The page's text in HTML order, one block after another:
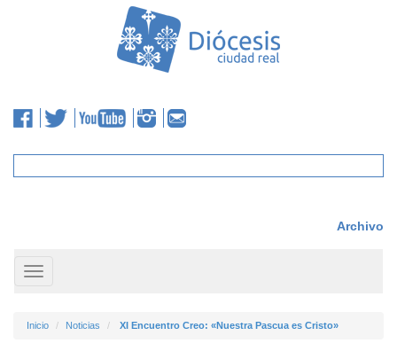
Archivo
Toggle
navigation
Inicio Noticias XI Encuentro Creo: «Nuestra Pascua es Cristo»